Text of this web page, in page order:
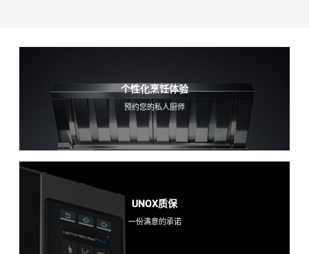
个性化烹饪体验
预约您的私人厨师
UNOX质保
一份满意的承诺